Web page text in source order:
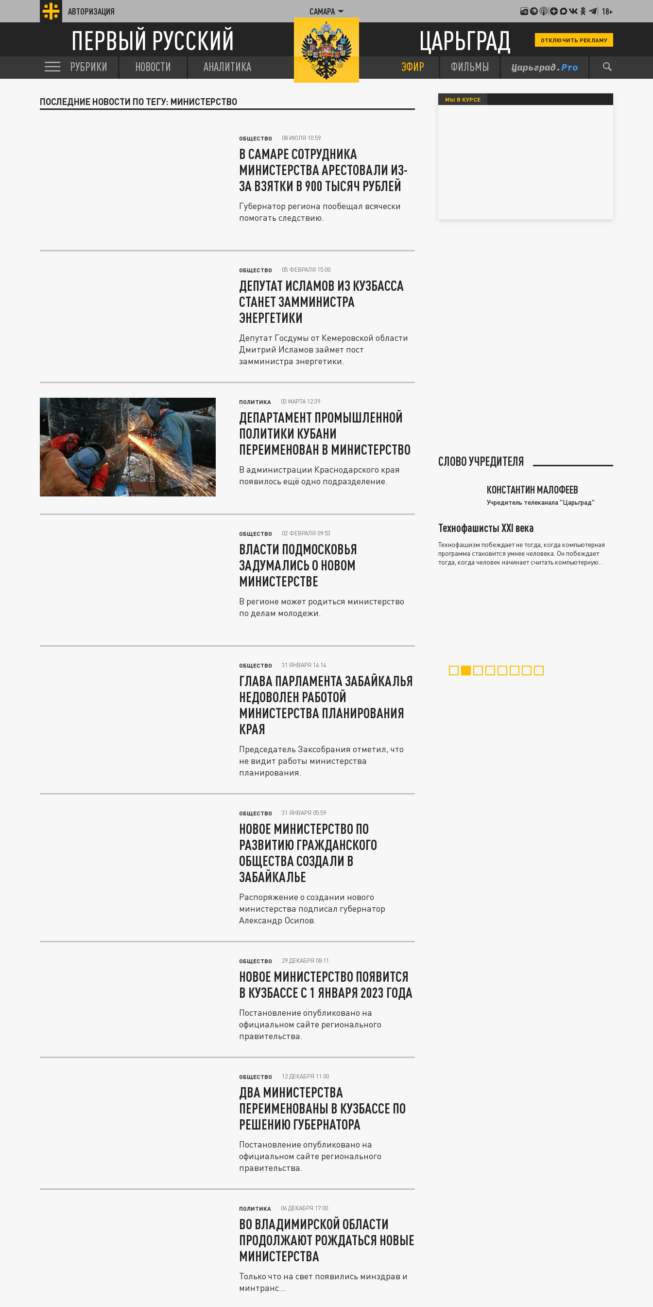
АВТОРИЗАЦИЯ САМАРА 18+
ПЕРВЫЙ РУССКИЙ ЦАРЬГРАД ОТКЛЮЧИТЬ РЕКЛАМУ
РУБРИКИ НОВОСТИ АНАЛИТИКА ЭФИР ФИЛЬМЫ
ПОСЛЕДНИЕ НОВОСТИ ПО ТЕГУ: МИНИСТЕРСТВО
ОБЩЕСТВО 08 ИЮЛЯ 10:59
В САМАРЕ СОТРУДНИКА
МИНИСТЕРСТВА АРЕСТОВАЛИ ИЗ-
ЗА ВЗЯТКИ В 900 ТЫСЯЧ РУБЛЕЙ
Губернатор региона пообещал всячески
помогать следствию.
ОБЩЕСТВО 05 ФЕВРАЛЯ 15:00
ДЕПУТАТ ИСЛАМОВ ИЗ КУЗБАССА
СТАНЕТ ЗАММИНИСТРА
ЭНЕРГЕТИКИ
Депутат Госдумы от Кемеровской области
Дмитрий Исламов займет пост
замминистра энергетики.
ПОЛИТИКА 03 МАРТА 12:39
ДЕПАРТАМЕНТ ПРОМЫШЛЕННОЙ
ПОЛИТИКИ КУБАНИ
ПЕРЕИМЕНОВАН В МИНИСТЕРСТВО
В администрации Краснодарского края
появилось ещё одно подразделение.
ОБЩЕСТВО 02 ФЕВРАЛЯ 09:53
ВЛАСТИ ПОДМОСКОВЬЯ
ЗАДУМАЛИСЬ О НОВОМ
МИНИСТЕРСТВЕ
В регионе может родиться министерство
по делам молодежи.
ОБЩЕСТВО 31 ЯНВАРЯ 14:14
ГЛАВА ПАРЛАМЕНТА ЗАБАЙКАЛЬЯ
НЕДОВОЛЕН РАБОТОЙ
МИНИСТЕРСТВА ПЛАНИРОВАНИЯ
КРАЯ
Председатель Заксобрания отметил, что
не видит работы министерства
планирования.
ОБЩЕСТВО 31 ЯНВАРЯ 05:59
НОВОЕ МИНИСТЕРСТВО ПО
РАЗВИТИЮ ГРАЖДАНСКОГО
ОБЩЕСТВА СОЗДАЛИ В
ЗАБАЙКАЛЬЕ
Распоряжение о создании нового
министерства подписал губернатор
Александр Осипов.
ОБЩЕСТВО 29 ДЕКАБРЯ 08:11
НОВОЕ МИНИСТЕРСТВО ПОЯВИТСЯ
В КУЗБАССЕ С 1 ЯНВАРЯ 2023 ГОДА
Постановление опубликовано на
официальном сайте регионального
правительства.
ОБЩЕСТВО 12 ДЕКАБРЯ 11:00
ДВА МИНИСТЕРСТВА
ПЕРЕИМЕНОВАНЫ В КУЗБАССЕ ПО
РЕШЕНИЮ ГУБЕРНАТОРА
Постановление опубликовано на
официальном сайте регионального
правительства.
ПОЛИТИКА 06 ДЕКАБРЯ 17:00
ВО ВЛАДИМИРСКОЙ ОБЛАСТИ
ПРОДОЛЖАЮТ РОЖДАТЬСЯ НОВЫЕ
МИНИСТЕРСТВА
Только что на свет появились минздрав и
минтранс…
МЫ В КУРСЕ
СЛОВО УЧРЕДИТЕЛЯ
КОНСТАНТИН МАЛОФЕЕВ
Учредитель телеканала "Царьград"
Технофашисты XXI века
Технофашизм побеждает не тогда, когда компьютерная
программа становится умнее человека. Он побеждает
тогда, когда человек начинает считать компьютерную